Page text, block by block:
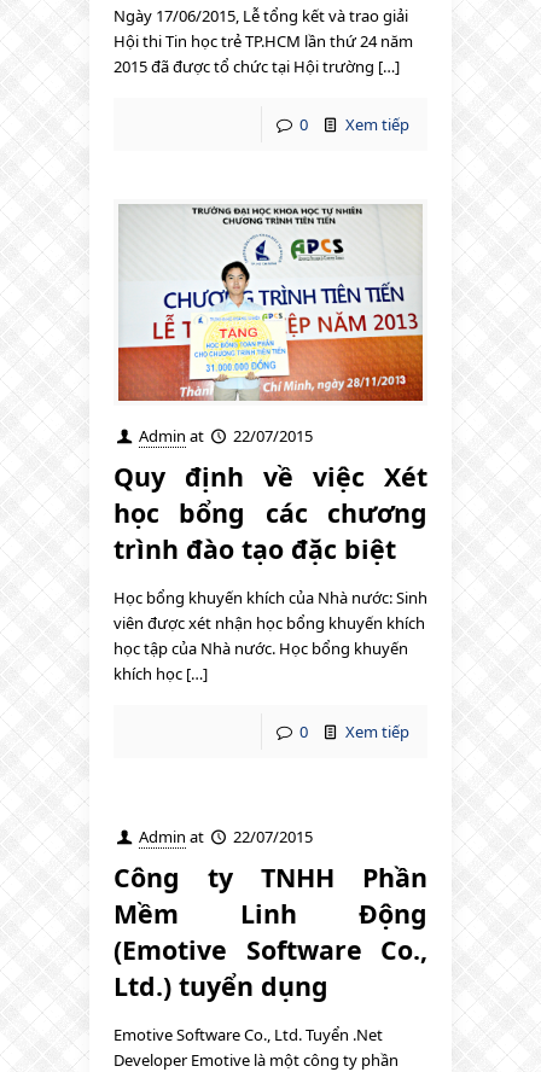
Ngày 17/06/2015, Lễ tổng kết và trao giải
Hội thi Tin học trẻ TP.HCM lần thứ 24 năm
2015 đã được tổ chức tại Hội trường […]
0 Xem tiếp
Admin at 22/07/2015
Quy định về việc Xét
học bổng các chương
trình đào tạo đặc biệt
Học bổng khuyến khích của Nhà nước: Sinh
viên được xét nhận học bổng khuyến khích
học tập của Nhà nước. Học bổng khuyến
khích học […]
0 Xem tiếp
Admin at 22/07/2015
Công ty TNHH Phần
Mềm Linh Động
(Emotive Software Co.,
Ltd.) tuyển dụng
Emotive Software Co., Ltd. Tuyển .Net
Developer Emotive là một công ty phần